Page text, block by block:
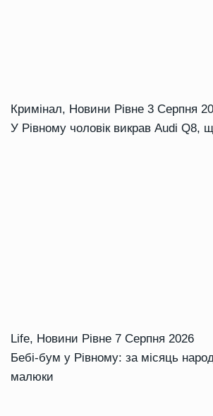
Кримінал, Новини Рівне 3 Серпня
У Рівному чоловік викрав Audi Q8,
Life, Новини Рівне 7 Серпня 2026
Бебі-бум у Рівному: за місяць
малюки